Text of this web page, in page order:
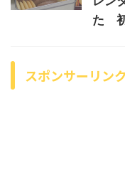
た 初
スポンサーリンク